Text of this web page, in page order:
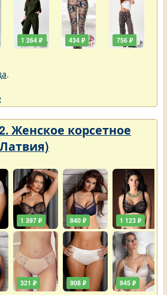
1 264 ₽ 434 ₽ 756 ₽
.
Женское корсетное
1 397 ₽
321 ₽
840 ₽
908 ₽
1 123 ₽
945 ₽